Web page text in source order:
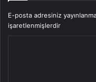
E-posta adresiniz
işaretlenmişlerdir